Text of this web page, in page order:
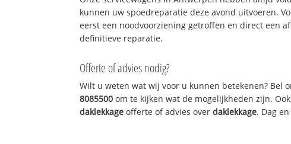
kunnen uw spoedreparatie deze avond uitvoeren.
eerst een noodvoorziening getroffen en direct een
definitieve reparatie.
Offerte of advies nodig?
Wilt u weten wat wij voor u kunnen betekenen? Bel
8085500 om te kijken wat de mogelijkheden zijn.
daklekkage offerte of advies overdaklekkage. Dag